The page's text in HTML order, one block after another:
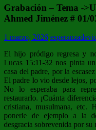
Grabación – Tema -
Ahmed Jiménez # 01/
1 marzo, 2026
El hijo pródigo regresa y
Lucas 15:11-32 nos pinta
casa del padre, por la
El padre lo vio desde lejos,
No lo esperaba para
restaurarlo. ¡Cuánta
cristiana, musulmana, etc.
ponerle de ejemplo a la
desgracia sobrevenida por